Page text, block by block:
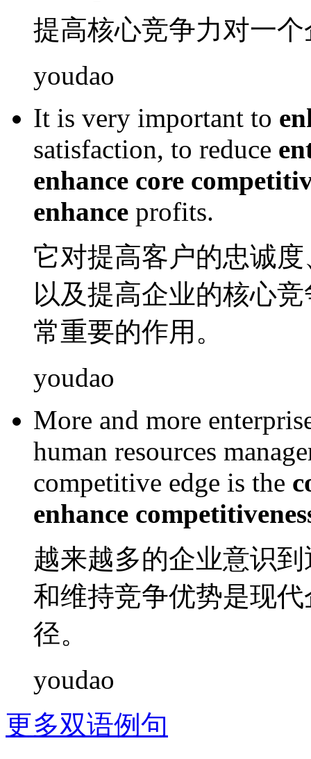
提高核心竞争力 对一个
youdao
It is very important to
satisfaction, to reduce
enhance core
enhance profits.
它对提高客户的忠诚度
以及提高企业的核心竞
常重要的作用。
youdao
More and more
human resources
competitive edge is the
enhance
越来越多的企业意识到
和维持竞争优势是现代
径。
youdao
更多双语例句